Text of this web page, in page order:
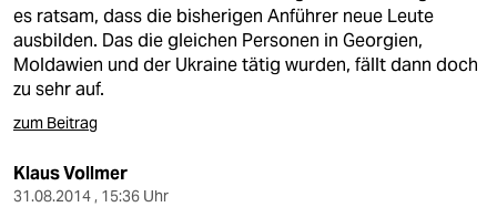
es ratsam, dass die bisherigen Anführer neue Leute
ausbilden. Das die gleichen Personen in Georgien,
Moldawien und der Ukraine tätig wurden, fällt dann doch
zu sehr auf.
zum Beitrag
Klaus Vollmer
31.08.2014 , 15:36 Uhr